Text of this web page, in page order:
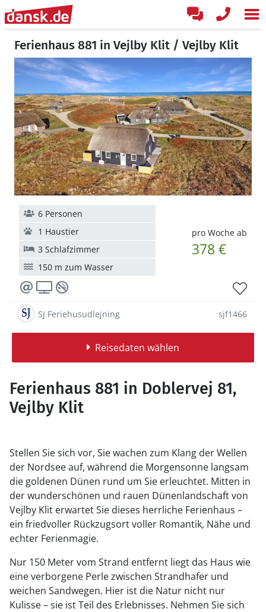
Ferienhaus 881 in Vejlby Klit / Vejlby Klit
pro Woche ab
378 €
6 Personen
1 Haustier
3 Schlafzimmer
150 m zum Wasser
SJ Feriehusudlejning sjf1466
Reisedaten wählen
Ferienhaus 881 in Doblervej 81,
Vejlby Klit
Stellen Sie sich vor, Sie wachen zum Klang der Wellen
der Nordsee auf, während die Morgensonne langsam
die goldenen Dünen rund um Sie erleuchtet. Mitten in
der wunderschönen und rauen Dünenlandschaft von
Vejlby Klit erwartet Sie dieses herrliche Ferienhaus –
ein friedvoller Rückzugsort voller Romantik, Nähe und
echter Ferienmagie.
Nur 150 Meter vom Strand entfernt liegt das Haus wie
eine verborgene Perle zwischen Strandhafer und
weichen Sandwegen. Hier ist die Natur nicht nur
Kulisse – sie ist Teil des Erlebnisses. Nehmen Sie sich